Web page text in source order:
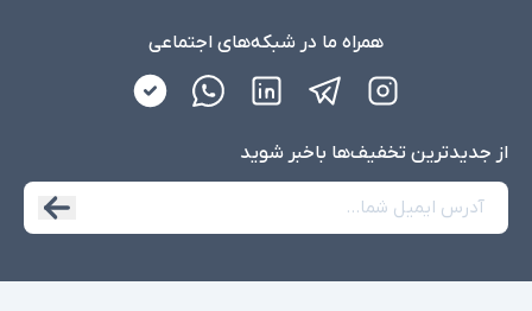
همراه ما در شبکه‌های اجتماعی
از جدید‌ترین تخفیف‌ها با‌خبر شوید